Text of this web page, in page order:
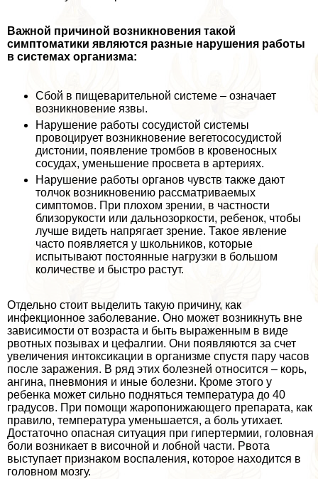
Важной причиной возникновения такой
симптоматики являются разные нарушения работы
в системах организма:
Сбой в пищеварительной системе – означает
возникновение язвы.
Нарушение работы сосудистой системы
провоцирует возникновение вегетососудистой
дистонии, появление тромбов в кровеносных
сосудах, уменьшение просвета в артериях.
Нарушение работы органов чувств также дают
толчок возникновению рассматриваемых
симптомов. При плохом зрении, в частности
близорукости или дальнозоркости, ребенок, чтобы
лучше видеть напрягает зрение. Такое явление
часто появляется у школьников, которые
испытывают постоянные нагрузки в большом
количестве и быстро растут.
Отдельно стоит выделить такую причину, как
инфекционное заболевание. Оно может возникнуть вне
зависимости от возраста и быть выраженным в виде
рвотных позывах и цефалгии. Они появляются за счет
увеличения интоксикации в организме спустя пару часов
после заражения. В ряд этих болезней относится – корь,
ангина, пневмония и иные болезни. Кроме этого у
ребенка может сильно подняться температура до 40
градусов. При помощи жаропонижающего препарата, как
правило, температура уменьшается, а боль утихает.
Достаточно опасная ситуация при гипертермии, головная
боли возникает в височной и лобной части. Рвота
выступает признаком воспаления, которое находится в
головном мозгу.